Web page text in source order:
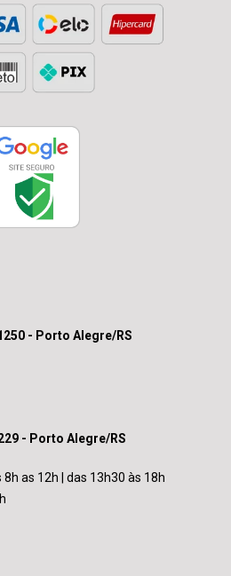
- Porto Alegre/RS
- Porto Alegre/RS
as 12h | das 13h30 às 18h